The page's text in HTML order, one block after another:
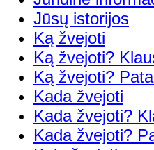
Jūsų istorijos
Ką žvejoti
Ką žvejoti?
Ką žvejoti?
Kada žvejoti
Kada žvejoti?
Kada žvejoti?